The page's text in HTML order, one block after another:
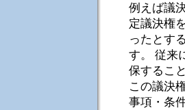
例えば議
定議決権
ったとす
す。 従来
保するこ
この議決
事項・条